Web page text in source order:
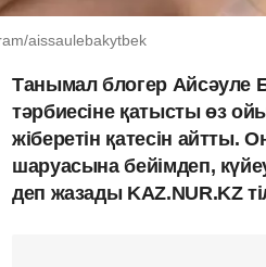
aissaulebakytbek
Танымал блогер Айсәуле
тәрбиесіне қатысты өз
жіберетін қатесін айтты.
шаруасына бейімдеп,
деп жазады KAZ.NUR.KZ